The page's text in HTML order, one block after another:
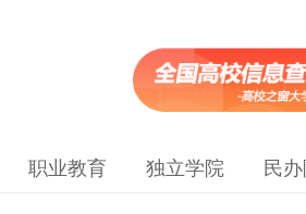
职业教育 独立学院 民